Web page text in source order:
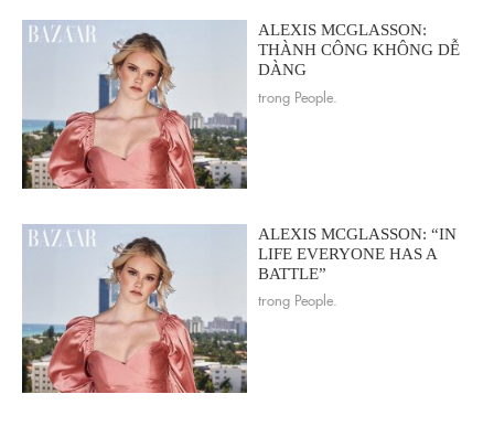
ALEXIS MCGLASSON:
THÀNH CÔNG KHÔNG DỄ
DÀNG
trong People.
ALEXIS MCGLASSON: “IN
LIFE EVERYONE HAS A
BATTLE”
trong People.